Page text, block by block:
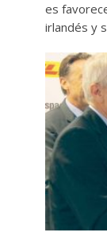
es
irlandés y